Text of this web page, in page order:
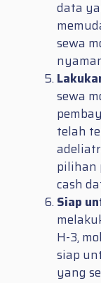
data
sewa
sewa
telah
pilihan
cash
Siap
H-3,
siap
yang